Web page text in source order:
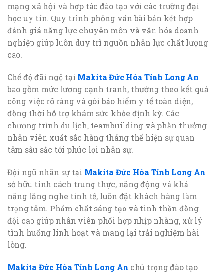
mạng xã hội và hợp tác đào tạo với các trường đại
học uy tín. Quy trình phỏng vấn bài bản kết hợp
đánh giá năng lực chuyên môn và văn hóa doanh
nghiệp giúp luôn duy trì nguồn nhân lực chất lượng
cao.
Chế độ đãi ngộ tại Makita Đức Hòa Tỉnh Long An
bao gồm mức lương cạnh tranh, thưởng theo kết quả
công việc rõ ràng và gói bảo hiểm y tế toàn diện,
đồng thời hỗ trợ khám sức khỏe định kỳ. Các
chương trình du lịch, teambuilding và phần thưởng
nhân viên xuất sắc hàng tháng thể hiện sự quan
tâm sâu sắc tới phúc lợi nhân sự.
Đội ngũ nhân sự tại Makita Đức Hòa Tỉnh Long An
sở hữu tính cách trung thực, năng động và khả
năng lắng nghe tinh tế, luôn đặt khách hàng làm
trọng tâm. Phẩm chất sáng tạo và tinh thần đồng
đội cao giúp nhân viên phối hợp nhịp nhàng, xử lý
tình huống linh hoạt và mang lại trải nghiệm hài
lòng.
Makita Đức Hòa Tỉnh Long An chú trọng đào tạo